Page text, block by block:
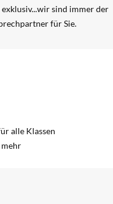
sind immer der
für Sie.
alle Klassen